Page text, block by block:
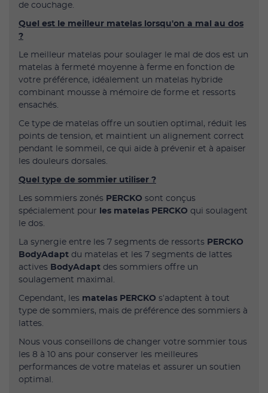
de couchage.
Quel est le meilleur matelas lorsqu'on a mal au dos
?
Le meilleur matelas pour soulager le mal de dos est un
matelas à fermeté moyenne à ferme en fonction de
votre préférence, idéalement un matelas hybride
combinant mousse à mémoire de forme et ressorts
ensachés.
Ce type de matelas offre un soutien optimal, réduit les
points de tension, et maintient un alignement correct
pendant le sommeil, ce qui aide à prévenir et à apaiser
les douleurs dorsales.
Quel type de sommier utiliser ?
Les sommiers zonés PERCKO sont conçus
spécialement pour les matelas PERCKO qui soulagent
le dos.
La synergie entre les 7 segments de ressorts PERCKO
BodyAdapt du matelas et les 7 segments de lattes
actives BodyAdapt des sommiers offre un
soulagement maximal.
Cependant, les matelas PERCKO s’adaptent à tout
type de sommiers, mais de préférence des sommiers à
lattes.
Nous vous conseillons de changer votre sommier tous
les 8 à 10 ans pour conserver les meilleures
performances de votre matelas et assurer un soutien
optimal.